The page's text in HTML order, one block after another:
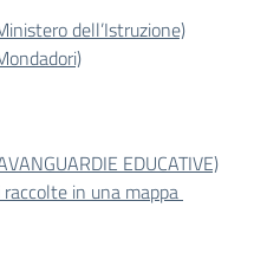
dell’Istruzione)
EDUCATIVE)
in una mappa